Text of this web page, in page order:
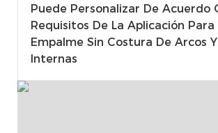
Puede Personalizar De Acuerdo
Requisitos De La Aplicación
Empalme Sin Costura De Arcos
Internas